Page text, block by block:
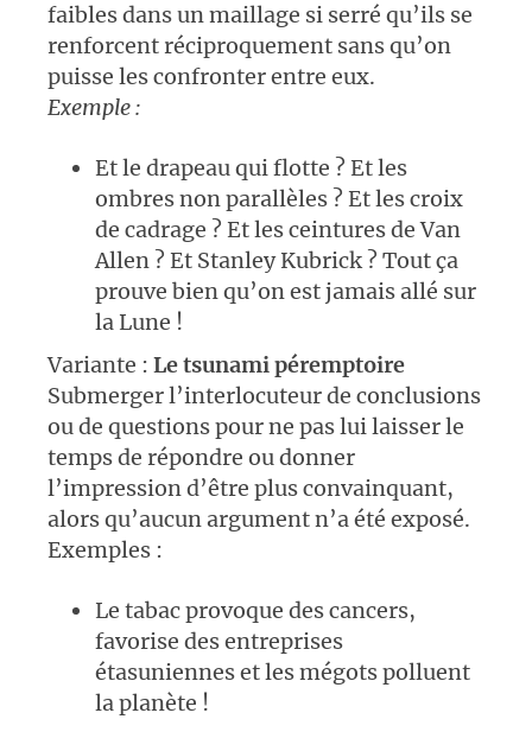
faibles dans un maillage si serré qu’ils se
renforcent réciproquement sans qu’on
puisse les confronter entre eux.
Exemple :
Et le drapeau qui flotte ? Et les
ombres non parallèles ? Et les croix
de cadrage ? Et les ceintures de Van
Allen ? Et Stanley Kubrick ? Tout ça
prouve bien qu’on est jamais allé sur
la Lune !
Variante : Le tsunami péremptoire
Submerger l’interlocuteur de conclusions
ou de questions pour ne pas lui laisser le
temps de répondre ou donner
l’impression d’être plus convainquant,
alors qu’aucun argument n’a été exposé.
Exemples :
Le tabac provoque des cancers,
favorise des entreprises
étasuniennes et les mégots polluent
la planète !